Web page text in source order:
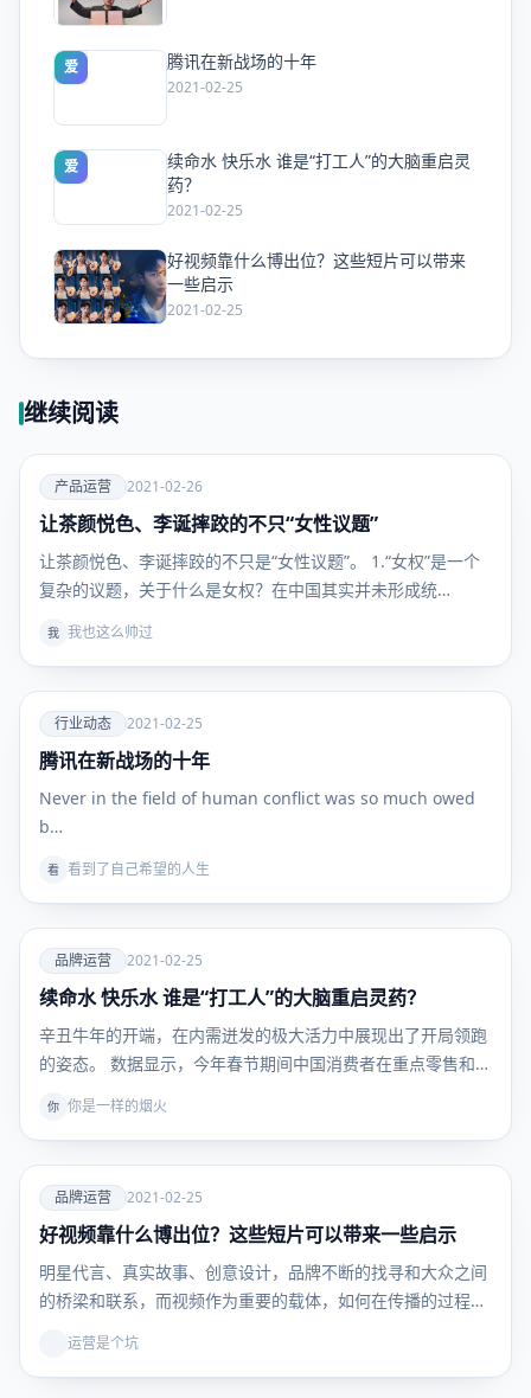
爱 腾讯在新战场的十年
2021-02-25
爱
续命水 快乐水 谁是“打工人”的大脑重启灵
药？
2021-02-25
爱
好视频靠什么博出位？这些短片可以带来
一些启示
2021-02-25
继续阅读
爱
产品运
营
产品运营 2021-02-26
让茶颜悦色、李诞摔跤的不只“女性议题”
让茶颜悦色、李诞摔跤的不只是“女性议题”。 1.“女权”是一个
复杂的议题，关于什么是女权？在中国其实并未形成统…
我 我也这么帅过
爱
行业动
态
行业动态 2021-02-25
腾讯在新战场的十年
Never in the field of human conflict was so much owed
b…
看 看到了自己希望的人生
爱
品牌运
营
品牌运营 2021-02-25
续命水 快乐水 谁是“打工人”的大脑重启灵药？
辛丑牛年的开端，在内需迸发的极大活力中展现出了开局领跑
的姿态。 数据显示，今年春节期间中国消费者在重点零售和
你 你是一样的烟火
爱
品牌运
营
品牌运营 2021-02-25
好视频靠什么博出位？这些短片可以带来一些启示
明星代言、真实故事、创意设计，品牌不断的找寻和大众之间
的桥梁和联系，而视频作为重要的载体，如何在传播的过程中
运营是个坑